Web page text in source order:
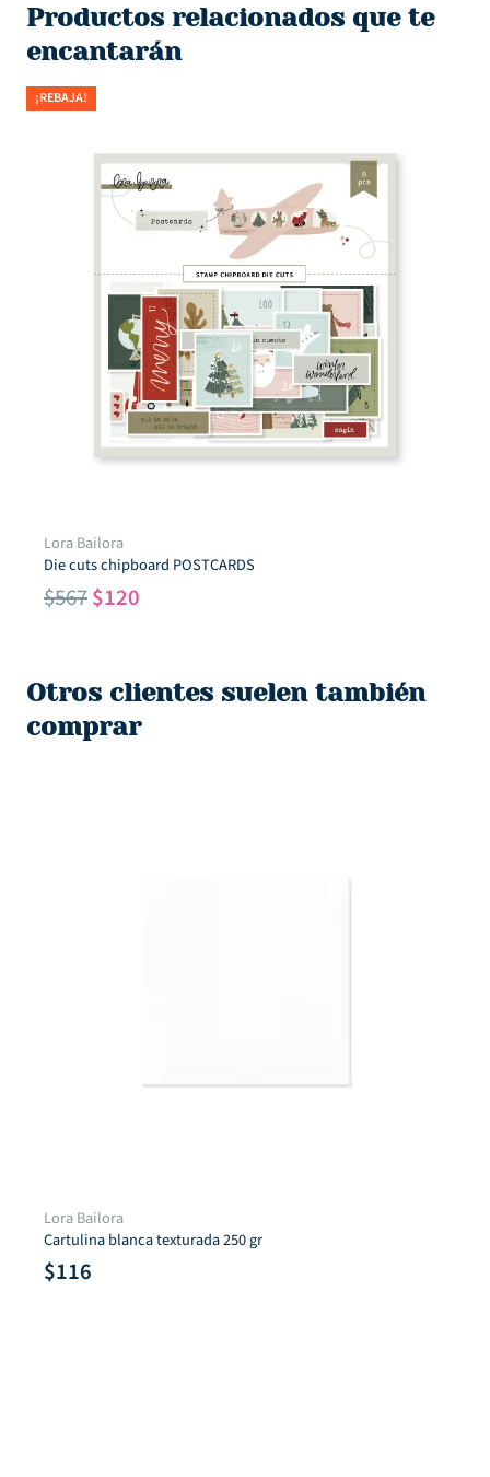
Productos relacionados que te
encantarán
¡REBAJA!
Lora Bailora
Die cuts chipboard POSTCARDS
$567El
era:
$567.
$120
es:
$120.
Otros clientes suelen también
comprar
Lora Bailora
Cartulina blanca texturada 250 gr
$116